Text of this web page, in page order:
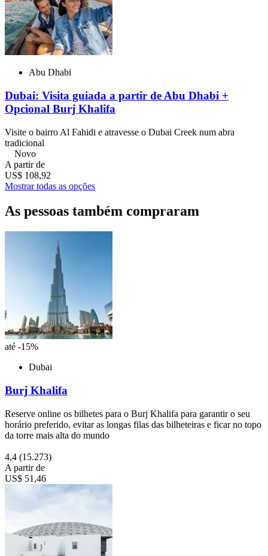
Abu Dhabi
Dubai: Visita guiada a partir de Abu Dhabi +
Opcional Burj Khalifa
Visite o bairro Al Fahidi e atravesse o Dubai Creek num abra
tradicional
Novo
A partir de
US$ 108,92
Mostrar todas as opções
As pessoas também compraram
até -15%
Dubai
Burj Khalifa
Reserve online os bilhetes para o Burj Khalifa para garantir o seu
horário preferido, evitar as longas filas das bilheteiras e ficar no topo
da torre mais alta do mundo
4,4 (15.273)
A partir de
US$ 51,46